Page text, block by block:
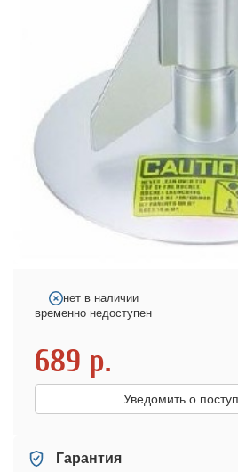
нет в наличии
временно недоступен
689 р.
Уведомить о
Гарантия